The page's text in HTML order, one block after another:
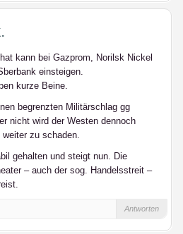
kann bei Gazprom, Norilsk Nickel
einsteigen.
kurze Beine.
begrenzten Militärschlag gg
nicht wird der Westen dennoch
zu schaden.
gehalten und steigt nun. Die
– auch der sog. Handelsstreit –
Antworten